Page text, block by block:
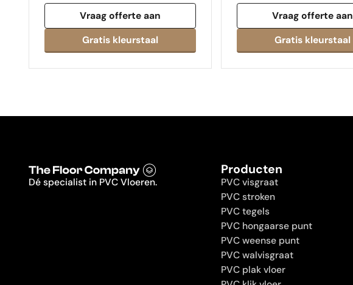
Vraag offerte aan Vraag offerte aan
Dé specialist in PVC Vloeren.
Producten
PVC visgraat
PVC stroken
PVC tegels
PVC hongaarse punt
PVC weense punt
PVC walvisgraat
PVC plak vloer